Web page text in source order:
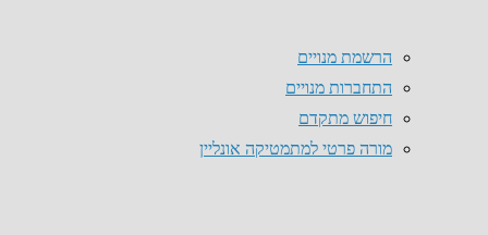
הרשמת מנויים
התחברות מנויים
חיפוש מתקדם
מורה פרטי למתמטיקה אונליין